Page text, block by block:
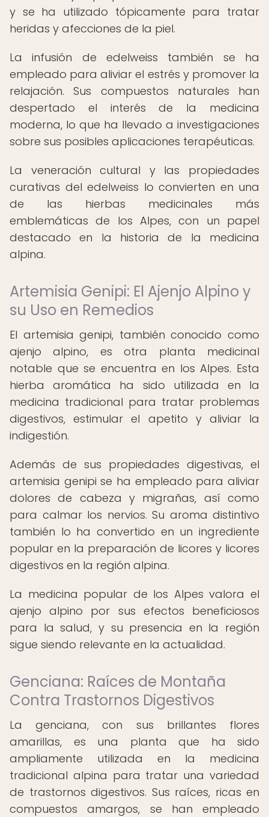
y se ha utilizado tópicamente para tratar
heridas y afecciones de la piel.
La infusión de edelweiss también se ha
empleado para aliviar el estrés y promover la
relajación. Sus compuestos naturales han
despertado el interés de la medicina
moderna, lo que ha llevado a investigaciones
sobre sus posibles aplicaciones terapéuticas.
La veneración cultural y las propiedades
curativas del edelweiss lo convierten en una
de las hierbas medicinales más
emblemáticas de los Alpes, con un papel
destacado en la historia de la medicina
alpina.
Artemisia Genipi: El Ajenjo Alpino y
su Uso en Remedios
El artemisia genipi, también conocido como
ajenjo alpino, es otra planta medicinal
notable que se encuentra en los Alpes. Esta
hierba aromática ha sido utilizada en la
medicina tradicional para tratar problemas
digestivos, estimular el apetito y aliviar la
indigestión.
Además de sus propiedades digestivas, el
artemisia genipi se ha empleado para aliviar
dolores de cabeza y migrañas, así como
para calmar los nervios. Su aroma distintivo
también lo ha convertido en un ingrediente
popular en la preparación de licores y licores
digestivos en la región alpina.
La medicina popular de los Alpes valora el
ajenjo alpino por sus efectos beneficiosos
para la salud, y su presencia en la región
sigue siendo relevante en la actualidad.
Genciana: Raíces de Montaña
Contra Trastornos Digestivos
La genciana, con sus brillantes flores
amarillas, es una planta que ha sido
ampliamente utilizada en la medicina
tradicional alpina para tratar una variedad
de trastornos digestivos. Sus raíces, ricas en
compuestos amargos, se han empleado